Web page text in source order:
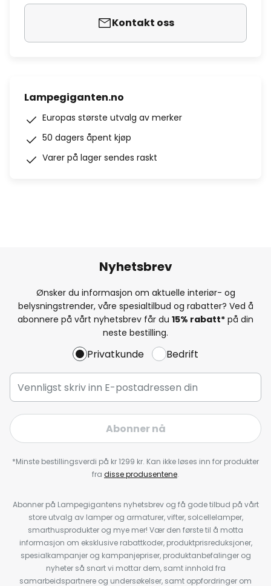
Kontakt oss
Lampegiganten.no
Europas største utvalg av merker
50 dagers åpent kjøp
Varer på lager sendes raskt
Nyhetsbrev
Ønsker du informasjon om aktuelle interiør- og
belysningstrender, våre spesialtilbud og rabatter? Ved å
abonnere på vårt nyhetsbrev får du 15% rabatt* på din
neste bestilling.
Privatkunde Bedrift
Abonner nå
*Minste bestillingsverdi på kr 1299 kr. Kan ikke løses inn for produkter
fra disse produsentene.
Abonner på Lampegigantens nyhetsbrev og få gode tilbud på vårt
store utvalg av lamper og armaturer, vifter, solcellelamper,
smarthusprodukter og mye mer! Vær den første til å motta
informasjon om eksklusive rabattkoder, produktprisreduksjoner,
spesialkampanjer og kampanjepriser, produktanbefalinger og
nyheter så snart vi mottar dem, samt innhold fra
samarbeidspartnere og undersøkelser, samt oppfordringer om